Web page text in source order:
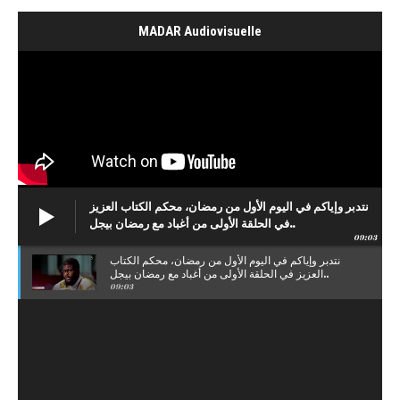
MADAR Audiovisuelle
نتدبر وإياكم في اليوم الأول من رمضان، محكم الكتاب العزيز
في الحلقة الأولى من أغباد مع رمضان بيجل..
09:03
نتدبر وإياكم في اليوم الأول من رمضان، محكم الكتاب
العزيز في الحلقة الأولى من أغباد مع رمضان بيجل..
09:03